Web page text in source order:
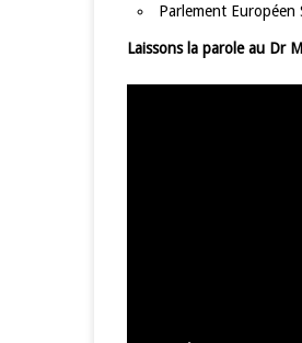
Parlement Européen
Laissons la parole au Dr